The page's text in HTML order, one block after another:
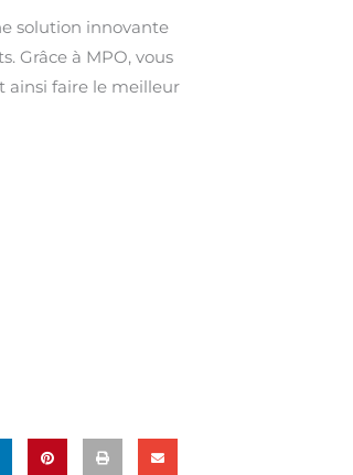
solution innovante
Grâce à MPO, vous
ainsi faire le meilleur